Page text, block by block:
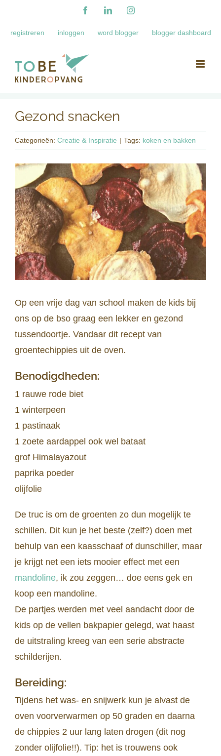
inhoud
FacebookLinkedInInstagram
registreren inloggen word blogger blogger dashboard
Gezond snacken
Categorieën: Creatie & Inspiratie | Tags: koken en bakken
Op een vrije dag van school maken de kids bij
ons op de bso graag een lekker en gezond
tussendoortje. Vandaar dit recept van
groentechippies uit de oven.
Benodigdheden:
1 rauwe rode biet
1 winterpeen
1 pastinaak
1 zoete aardappel ook wel bataat
grof Himalayazout
paprika poeder
olijfolie
De truc is om de groenten zo dun mogelijk te
schillen. Dit kun je het beste (zelf?) doen met
behulp van een kaasschaaf of dunschiller, maar
je krijgt net een iets mooier effect met een
mandoline, ik zou zeggen… doe eens gek en
koop een mandoline.
De partjes werden met veel aandacht door de
kids op de vellen bakpapier gelegd, wat haast
de uitstraling kreeg van een serie abstracte
schilderijen.
Bereiding:
Tijdens het was- en snijwerk kun je alvast de
oven voorverwarmen op 50 graden en daarna
de chippies 2 uur lang laten drogen (dit nog
zonder olijfolie!!). Tip: het is trouwens ook